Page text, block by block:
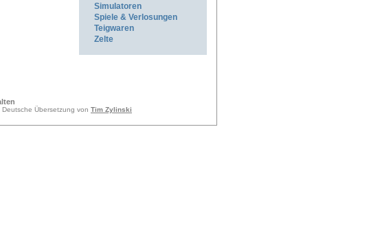
Simulatoren
Spiele & Verlosungen
Teigwaren
Zelte
Deutsche Übersetzung von Tim Zylinski